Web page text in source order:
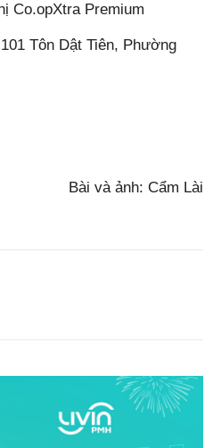
Co.opXtra Premium
Tôn Dật Tiên, Phường
Bài và ảnh: Cẩm Lài